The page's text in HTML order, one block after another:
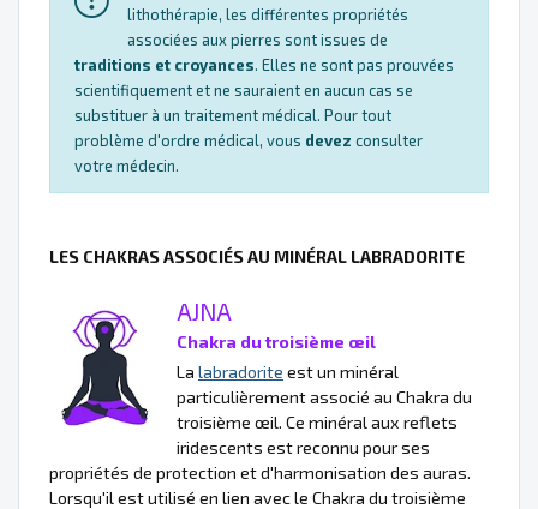
lithothérapie, les différentes propriétés
associées aux pierres sont issues de
traditions et croyances. Elles ne sont pas prouvées
scientifiquement et ne sauraient en aucun cas se
substituer à un traitement médical. Pour tout
problème d'ordre médical, vous devez consulter
votre médecin.
LES CHAKRAS ASSOCIÉS AU MINÉRAL LABRADORITE
AJNA
Chakra du troisième œil
La labradorite est un minéral
particulièrement associé au Chakra du
troisième œil. Ce minéral aux reflets
iridescents est reconnu pour ses
propriétés de protection et d'harmonisation des auras.
Lorsqu'il est utilisé en lien avec le Chakra du troisième